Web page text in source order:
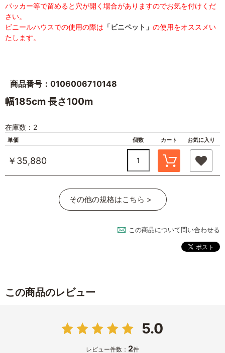
パッカー等で留めると穴が開く場合がありますのでお気を付けくだ
さい。
ビニールハウスでの使用の際は 「ビニペット」 の使用をオススメい
たします。
商品番号：0106006710148
幅185cm 長さ100m
在庫数：2
単価 個数 カート お気に入り
￥35,880
その他の規格はこちら >
この商品について問い合わせる
この商品のレビュー
5.0
レビュー件数： 2件